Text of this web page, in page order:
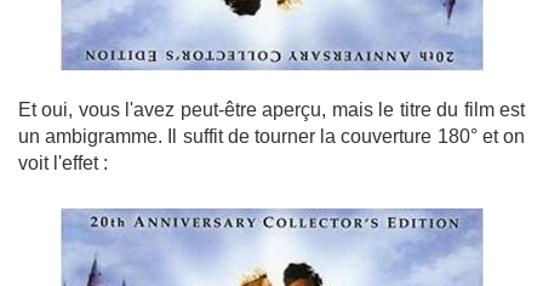
Et oui, vous l'avez peut-être aperçu, mais le titre du film est
un ambigramme. Il suffit de tourner la couverture 180° et on
voit l'effet :